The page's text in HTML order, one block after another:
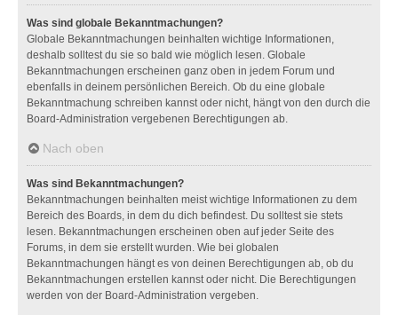
Was sind globale Bekanntmachungen?
Globale Bekanntmachungen beinhalten wichtige Informationen,
deshalb solltest du sie so bald wie möglich lesen. Globale
Bekanntmachungen erscheinen ganz oben in jedem Forum und
ebenfalls in deinem persönlichen Bereich. Ob du eine globale
Bekanntmachung schreiben kannst oder nicht, hängt von den durch die
Board-Administration vergebenen Berechtigungen ab.
Nach oben
Was sind Bekanntmachungen?
Bekanntmachungen beinhalten meist wichtige Informationen zu dem
Bereich des Boards, in dem du dich befindest. Du solltest sie stets
lesen. Bekanntmachungen erscheinen oben auf jeder Seite des
Forums, in dem sie erstellt wurden. Wie bei globalen
Bekanntmachungen hängt es von deinen Berechtigungen ab, ob du
Bekanntmachungen erstellen kannst oder nicht. Die Berechtigungen
werden von der Board-Administration vergeben.